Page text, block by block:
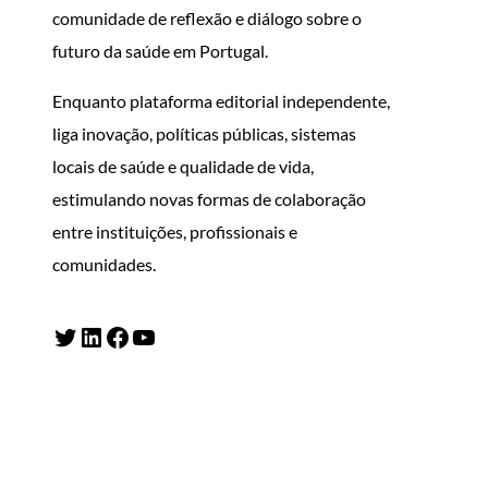
comunidade de reflexão e diálogo sobre o
futuro da saúde em Portugal.
Enquanto plataforma editorial independente,
liga inovação, políticas públicas, sistemas
locais de saúde e qualidade de vida,
estimulando novas formas de colaboração
entre instituições, profissionais e
comunidades.
Twitter LinkedIn Facebook YouTube